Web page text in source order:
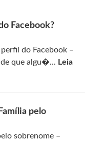
Facebook?
do Facebook –
de que algu�... Leia
pelo
sobrenome –